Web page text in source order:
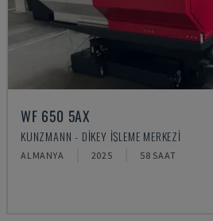
WF 650 5AX
KUNZMANN - DIKEY İŞLEME MERKEZI
ALMANYA 2025 58 SAAT